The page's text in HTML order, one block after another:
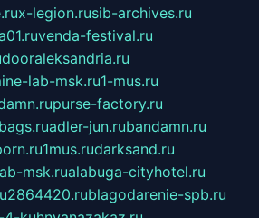
x-legion.rusib-archives.ru
venda-festival.ru
dooraleksandria.ru
lab-msk.ru1-mus.ru
purse-factory.ru
adler-jun.rubandamn.ru
1mus.rudarksand.ru
msk.rualabuga-cityhotel.ru
2864420.rublagodarenie-spb.ru